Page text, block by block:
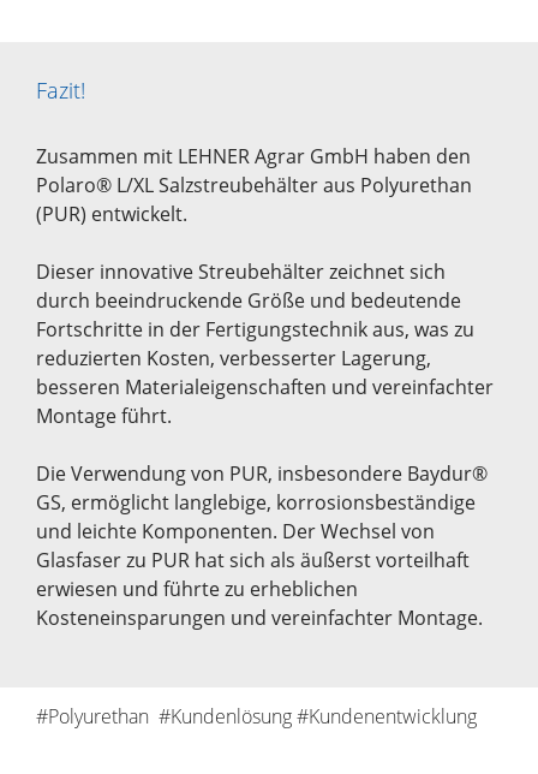
Fazit!
Zusammen mit LEHNER Agrar GmbH haben den
Polaro® L/XL Salzstreubehälter aus Polyurethan
(PUR) entwickelt.
Dieser innovative Streubehälter zeichnet sich
durch beeindruckende Größe und bedeutende
Fortschritte in der Fertigungstechnik aus, was zu
reduzierten Kosten, verbesserter Lagerung,
besseren Materialeigenschaften und vereinfachter
Montage führt.
Die Verwendung von PUR, insbesondere Baydur®
GS, ermöglicht langlebige, korrosionsbeständige
und leichte Komponenten. Der Wechsel von
Glasfaser zu PUR hat sich als äußerst vorteilhaft
erwiesen und führte zu erheblichen
Kosteneinsparungen und vereinfachter Montage.
#Polyurethan #Kundenlösung #Kundenentwicklung